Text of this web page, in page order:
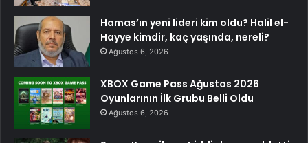
Hamas’ın yeni lideri kim oldu? Halil el-
Hayye kimdir, kaç yaşında, nereli?
Ağustos 6, 2026
XBOX Game Pass Ağustos 2026
Oyunlarının İlk Grubu Belli Oldu
Ağustos 6, 2026